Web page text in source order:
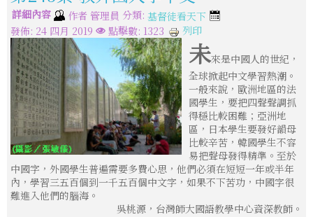
詳細內容 作者 管理員 分類: 基督徒看天下
發佈: 24 四月 2019
點擊數: 1323 列印
未來是中國人的世紀，
全球掀起中文學習熱潮。
一般來說，歐洲地區的法
國學生，要把四聲聲調抓
得穩比較困難；亞洲地
區，日本學生要發好韻母
比較辛苦，韓國學生不容
易把聲母發得精準。至於
中國字，外國學生普遍需要多費心思，他們必須在短短一年或半年
內，學習三五百個到一千五百個中文字，如果不下苦功，中國字很
難進入他們的腦海。
吳桃源，台灣師大國語教學中心資深教師。